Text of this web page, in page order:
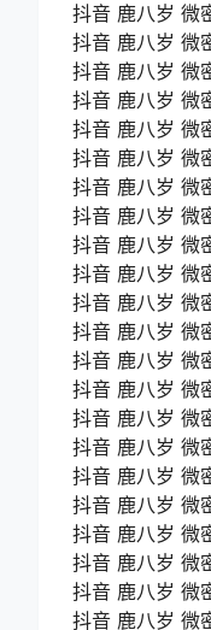
抖音 鹿八岁 微
抖音 鹿八岁 微
抖音 鹿八岁 微
抖音 鹿八岁 微
抖音 鹿八岁 微
抖音 鹿八岁 微
抖音 鹿八岁 微
抖音 鹿八岁 微
抖音 鹿八岁 微
抖音 鹿八岁 微
抖音 鹿八岁 微
抖音 鹿八岁 微
抖音 鹿八岁 微
抖音 鹿八岁 微
抖音 鹿八岁 微
抖音 鹿八岁 微
抖音 鹿八岁 微
抖音 鹿八岁 微
抖音 鹿八岁 微
抖音 鹿八岁 微
抖音 鹿八岁 微
抖音 鹿八岁 微